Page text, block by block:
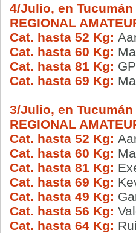
4/Julio, en Tucumán
REGIONAL
Cat. hasta 52 Kg:
Cat. hasta 60 Kg:
Cat. hasta 81 Kg:
Cat. hasta 69 Kg:
3/Julio, en Tucumán
REGIONAL
Cat. hasta 52 Kg:
Cat. hasta 60 Kg:
Cat. hasta 81 Kg:
Cat. hasta 69 Kg:
Cat. hasta 49 Kg:
Cat. hasta 56 Kg:
Cat. hasta 64 Kg: